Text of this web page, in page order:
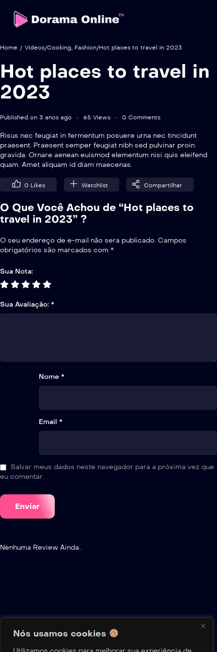
Nós usamos cookies
Home / Videos/Cooking, Fashion/Hot places to travel in 2023
Hot places to travel in
2023
Published on 3 anos ago 65 Views 0 Comments
Risus nec feugiat in fermentum posuere urna nec tincidunt
praesent. Praesent semper feugiat nibh sed pulvinar proin
gravida. Ornare aenean euismod elementum nisi quis eleifend
quam. Amet aliquam id diam maecenas.
0 Likes Watchlist Compartilhar
O Que Você Achou de “Hot places to
travel in 2023” ?
O seu endereço de e-mail não será publicado. Campos
obrigatórios são marcados com *
Sua Nota:
Sua Avaliação: *
Nome *
Email *
Salvar meus dados neste navegador para a próxima vez que
eu comentar.
Nenhuma Review Ainda..